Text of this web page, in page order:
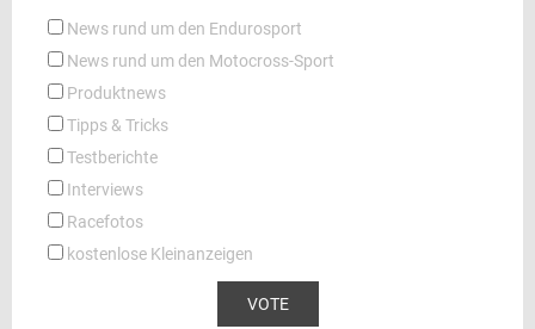
News rund um den Endurosport
News rund um den Motocross-Sport
Produktnews
Tipps & Tricks
Testberichte
Interviews
Racefotos
kostenlose Kleinanzeigen